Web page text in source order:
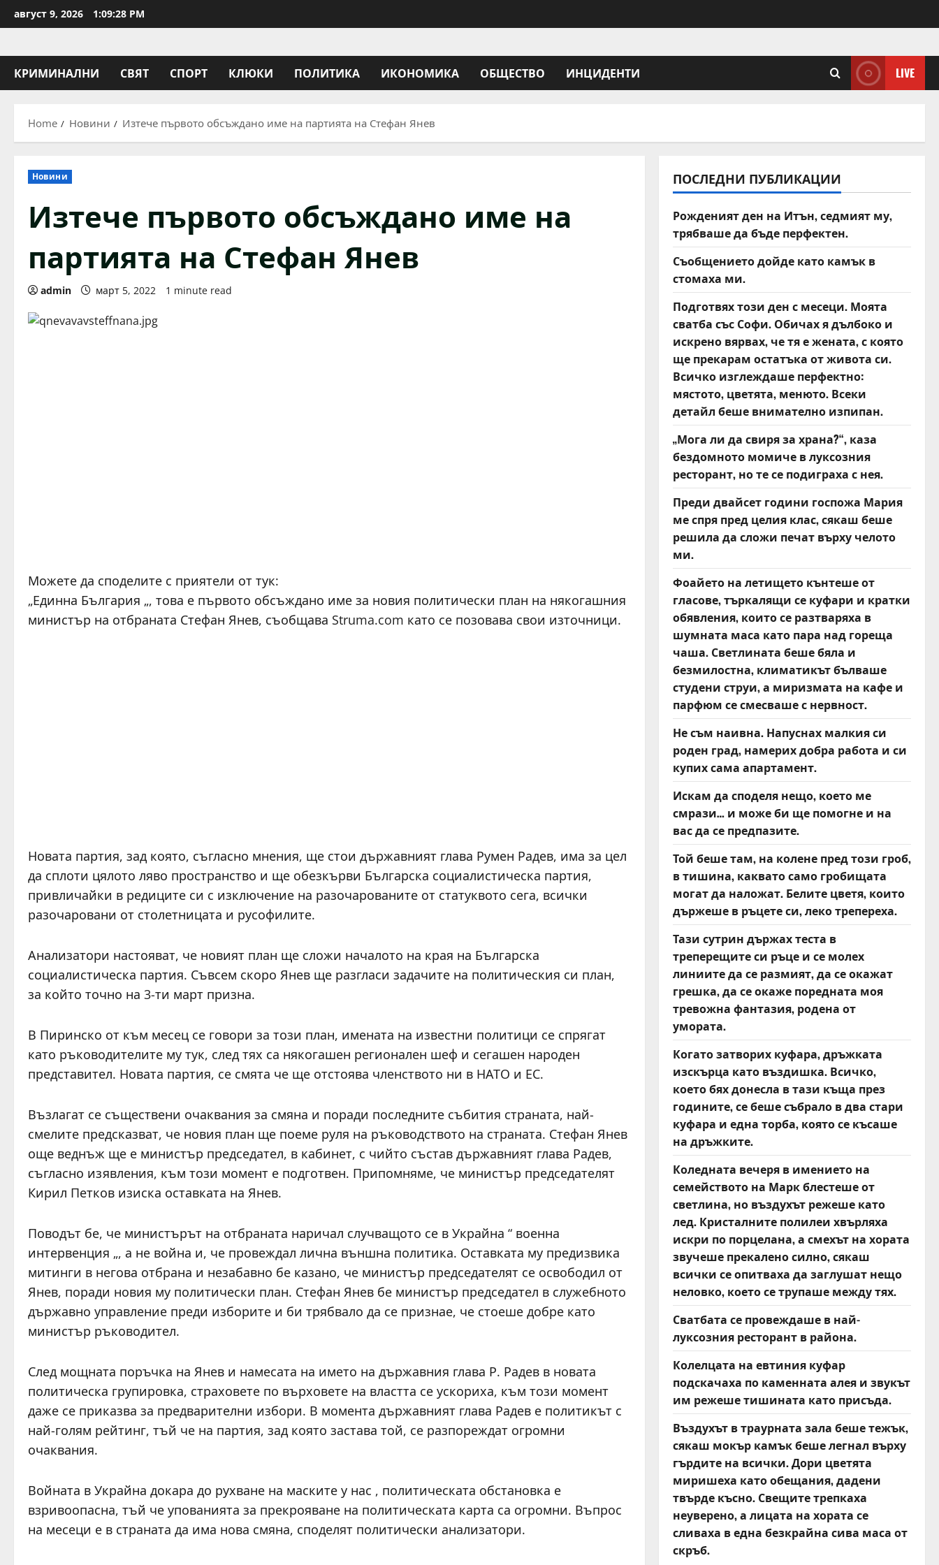
to
август 9, 2026 1:09:28 PM
КРИМИНАЛНИ СВЯТ СПОРТ КЛЮКИ ПОЛИТИКА ИКОНОМИКА ОБЩЕСТВО ИНЦИДЕНТИ LIVE
Home Новини Изтече първото обсъждано име на партията на Стефан Янев
Новини
Изтече първото обсъждано име на
партията на Стефан Янев
admin март 5, 2022 1 minute read
Можете да споделите с приятели от тук:
„Единна България „, това е първото обсъждано име за новия политически план на някогашния
министър на отбраната Стефан Янев, съобщава Struma.com като се позовава свои източници.
Новата партия, зад която, съгласно мнения, ще стои държавният глава Румен Радев, има за цел
да сплоти цялото ляво пространство и ще обезкърви Българска социалистическа партия,
привличайки в редиците си с изключение на разочарованите от статуквото сега, всички
разочаровани от столетницата и русофилите.
Анализатори настояват, че новият план ще сложи началото на края на Българска
социалистическа партия. Съвсем скоро Янев ще разгласи задачите на политическия си план,
за който точно на 3-ти март призна.
В Пиринско от към месец се говори за този план, имената на известни политици се спрягат
като ръководителите му тук, след тях са някогашен регионален шеф и сегашен народен
представител. Новата партия, се смята че ще отстоява членството ни в НАТО и ЕС.
Възлагат се съществени очаквания за смяна и поради последните събития страната, най-
смелите предсказват, че новия план ще поеме руля на ръководството на страната. Стефан Янев
още веднъж ще е министър председател, в кабинет, с чийто състав държавният глава Радев,
съгласно изявления, към този момент е подготвен. Припомняме, че министър председателят
Кирил Петков изиска оставката на Янев.
Поводът бе, че министърът на отбраната наричал случващото се в Украйна “ военна
интервенция „, а не война и, че провеждал лична външна политика. Оставката му предизвика
митинги в негова отбрана и незабавно бе казано, че министър председателят се освободил от
Янев, поради новия му политически план. Стефан Янев бе министър председател в служебното
държавно управление преди изборите и би трябвало да се признае, че стоеше добре като
министър ръководител.
След мощната поръчка на Янев и намесата на името на държавния глава Р. Радев в новата
политическа групировка, страховете по върховете на властта се ускориха, към този момент
даже се приказва за предварителни избори. В момента държавният глава Радев е политикът с
най-голям рейтинг, тъй че на партия, зад която застава той, се разпореждат огромни
очаквания.
Войната в Украйна докара до рухване на маските у нас , политическата обстановка е
взривоопасна, тъй че упованията за прекрояване на политическата карта са огромни. Въпрос
на месеци е в страната да има нова смяна, споделят политически анализатори.
ПОСЛЕДНИ ПУБЛИКАЦИИ
Рожденият ден на Итън, седмият му,
трябваше да бъде перфектен.
Съобщението дойде като камък в
стомаха ми.
Подготвях този ден с месеци. Моята
сватба със Софи. Обичах я дълбоко и
искрено вярвах, че тя е жената, с която
ще прекарам остатъка от живота си.
Всичко изглеждаше перфектно:
мястото, цветята, менюто. Всеки
детайл беше внимателно изпипан.
„Мога ли да свиря за храна?“, каза
бездомното момиче в луксозния
ресторант, но те се подиграха с нея.
Преди двайсет години госпожа Мария
ме спря пред целия клас, сякаш беше
решила да сложи печат върху челото
ми.
Фоайето на летището кънтеше от
гласове, търкалящи се куфари и кратки
обявления, които се разтваряха в
шумната маса като пара над гореща
чаша. Светлината беше бяла и
безмилостна, климатикът бълваше
студени струи, а миризмата на кафе и
парфюм се смесваше с нервност.
Не съм наивна. Напуснах малкия си
роден град, намерих добра работа и си
купих сама апартамент.
Искам да споделя нещо, което ме
смрази… и може би ще помогне и на
вас да се предпазите.
Той беше там, на колене пред този гроб,
в тишина, каквато само гробищата
могат да наложат. Белите цветя, които
държеше в ръцете си, леко трепереха.
Тази сутрин държах теста в
треперещите си ръце и се молех
линиите да се размият, да се окажат
грешка, да се окаже поредната моя
тревожна фантазия, родена от
умората.
Когато затворих куфара, дръжката
изскърца като въздишка. Всичко,
което бях донесла в тази къща през
годините, се беше събрало в два стари
куфара и една торба, която се късаше
на дръжките.
Коледната вечеря в имението на
семейството на Марк блестеше от
светлина, но въздухът режеше като
лед. Кристалните полилеи хвърляха
искри по порцелана, а смехът на хората
звучеше прекалено силно, сякаш
всички се опитваха да заглушат нещо
неловко, което се трупаше между тях.
Сватбата се провеждаше в най-
луксозния ресторант в района.
Колелцата на евтиния куфар
подскачаха по каменната алея и звукът
им режеше тишината като присъда.
Въздухът в траурната зала беше тежък,
сякаш мокър камък беше легнал върху
гърдите на всички. Дори цветята
миришеха като обещания, дадени
твърде късно. Свещите трепкаха
неуверено, а лицата на хората се
сливаха в една безкрайна сива маса от
скръб.